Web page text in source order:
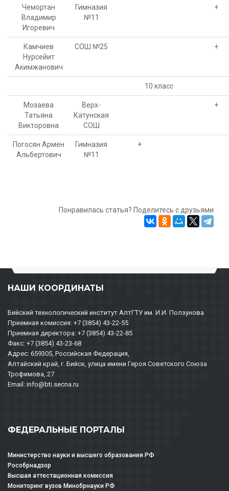
Чемортан
Владимир
Игоревич
Гимназия
№11
+
Камчиев
Нурсейит
Акимжанович
СОШ №25 +
10 класс
Мозаева
Татьяна
Викторовна
Верх-
Катунская
СОШ
+
Погосян Армен
Альбертович
Гимназия
№11
+
Понравилась статья? Поделитесь с друзьями
НАШИ КООРДИНАТЫ
Бийский технологический институт АлтГТУ им. И.И. Ползунова
Приемная комиссия: +7 (3854) 43-22-55
Приемная директора: +7 (3854) 43-22-85
Факс: +7 (3854) 43-23-68
Адрес: 659305, Российская Федерация,
Алтайский край, г. Бийск, улица имени Героя Советского Союза
Трофимова, 27
Email: info@bti.secna.ru
ФЕДЕРАЛЬНЫЕ ПОРТАЛЫ
Министерство науки и высшего образования РФ
Рособрнадзор
Высшая аттестационная комиссия
Мониторинг вузов Минобрнауки РФ